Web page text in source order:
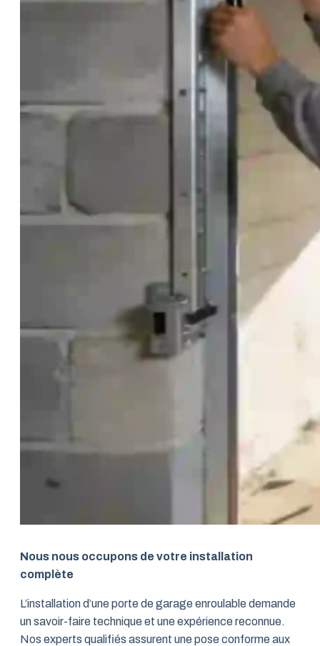
Nous nous occupons de votre installation
complète
L’installation d’une porte de garage enroulable demande
un savoir-faire technique et une expérience reconnue.
Nos experts qualifiés assurent une pose conforme aux